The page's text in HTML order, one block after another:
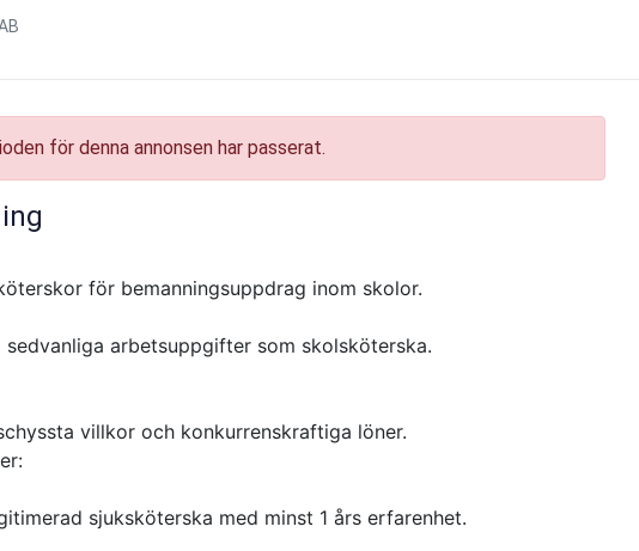
för denna annonsen har passerat.
för bemanningsuppdrag inom skolor.
arbetsuppgifter som skolsköterska.
villkor och konkurrenskraftiga löner.
sjuksköterska med minst 1 års erfarenhet.